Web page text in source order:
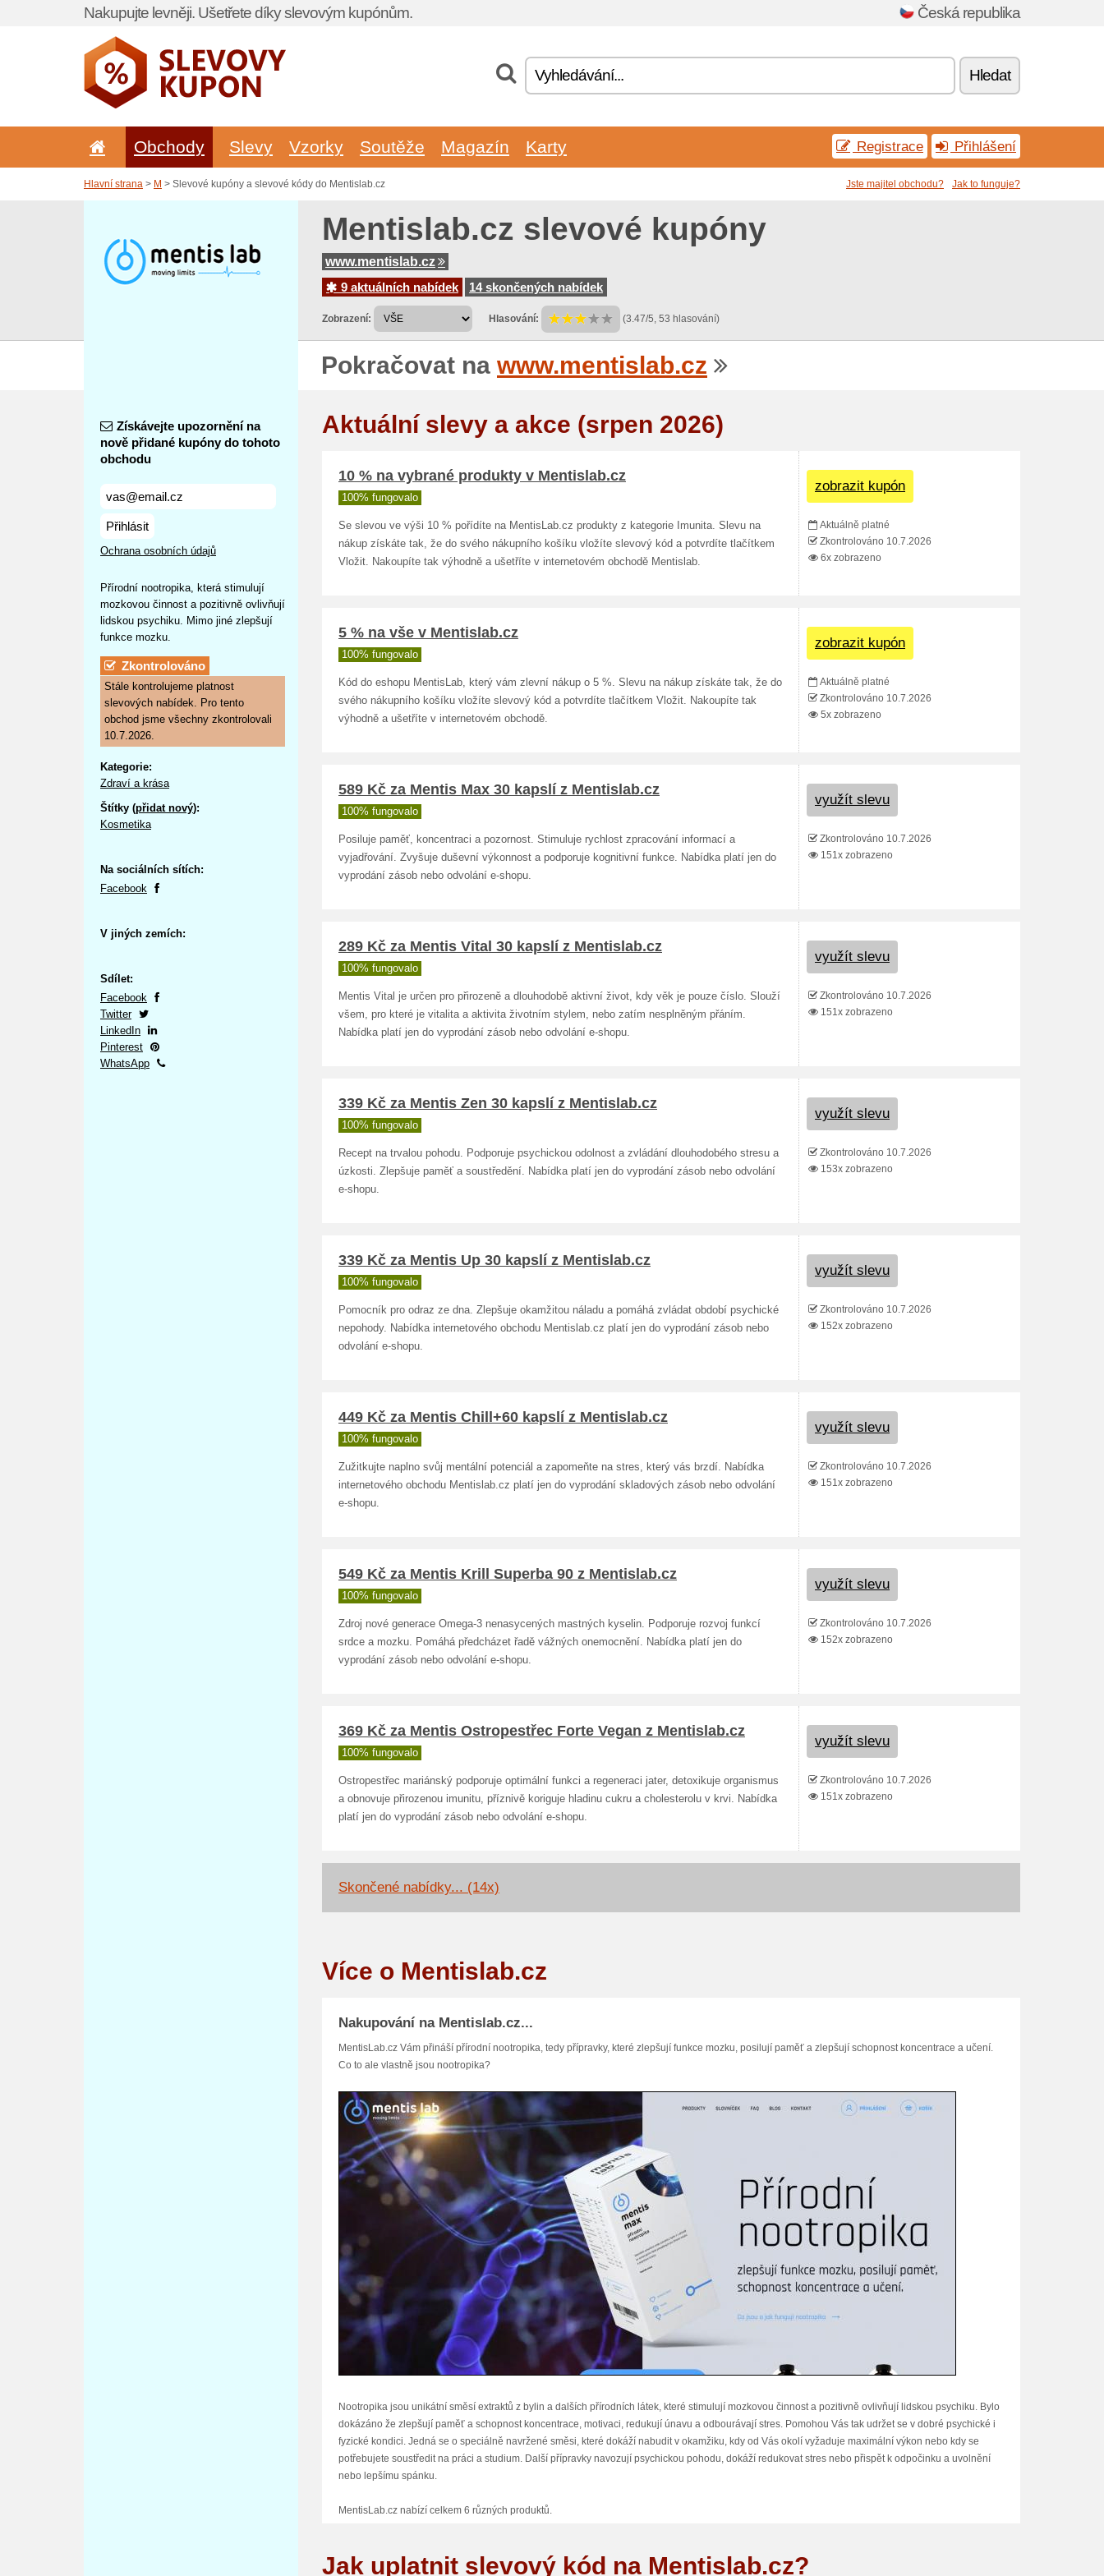
Nakupujte levněji. Ušetřete díky slevovým kupónům. Česká republika
Hledat
Obchody Slevy Vzorky Soutěže Magazín Karty Registrace Přihlášení
Hlavní strana > M > Slevové kupóny a slevové kódy do Mentislab.cz Jste majitel obchodu? Jak to funguje?
Mentislab.cz slevové kupóny
www.mentislab.cz
9 aktuálních nabídek
14 skončených nabídek
Zobrazení: Hlasování: (3.47/5, 53 hlasování)
Pokračovat na www.mentislab.cz
Získávejte upozornění na
nově přidané kupóny do tohoto
obchodu
Přihlásit
Ochrana osobních údajů
Přírodní nootropika, která stimulují
mozkovou činnost a pozitivně ovlivňují
lidskou psychiku. Mimo jiné zlepšují
funkce mozku.
Zkontrolováno
Stále kontrolujeme platnost
slevových nabídek. Pro tento
obchod jsme všechny zkontrolovali
10.7.2026.
Kategorie:
Zdraví a krása
Štítky (přidat nový):
Kosmetika
Na sociálních sítích:
Facebook
V jiných zemích:
Sdílet:
Facebook
Twitter
LinkedIn
Pinterest
WhatsApp
Aktuální slevy a akce (srpen 2026)
10 % na vybrané produkty v Mentislab.cz
100% fungovalo
Se slevou ve výši 10 % pořídíte na MentisLab.cz produkty z kategorie Imunita. Slevu na
nákup získáte tak, že do svého nákupního košíku vložíte slevový kód a potvrdíte tlačítkem
Vložit. Nakoupíte tak výhodně a ušetříte v internetovém obchodě Mentislab.
zobrazit kupón
Aktuálně platné
Zkontrolováno 10.7.2026
6x zobrazeno
5 % na vše v Mentislab.cz
100% fungovalo
Kód do eshopu MentisLab, který vám zlevní nákup o 5 %. Slevu na nákup získáte tak, že do
svého nákupního košíku vložíte slevový kód a potvrdíte tlačítkem Vložit. Nakoupíte tak
výhodně a ušetříte v internetovém obchodě.
zobrazit kupón
Aktuálně platné
Zkontrolováno 10.7.2026
5x zobrazeno
589 Kč za Mentis Max 30 kapslí z Mentislab.cz
100% fungovalo
Posiluje paměť, koncentraci a pozornost. Stimuluje rychlost zpracování informací a
vyjadřování. Zvyšuje duševní výkonnost a podporuje kognitivní funkce. Nabídka platí jen do
vyprodání zásob nebo odvolání e-shopu.
využít slevu
Zkontrolováno 10.7.2026
151x zobrazeno
289 Kč za Mentis Vital 30 kapslí z Mentislab.cz
100% fungovalo
Mentis Vital je určen pro přirozeně a dlouhodobě aktivní život, kdy věk je pouze číslo. Slouží
všem, pro které je vitalita a aktivita životním stylem, nebo zatím nesplněným přáním.
Nabídka platí jen do vyprodání zásob nebo odvolání e-shopu.
využít slevu
Zkontrolováno 10.7.2026
151x zobrazeno
339 Kč za Mentis Zen 30 kapslí z Mentislab.cz
100% fungovalo
Recept na trvalou pohodu. Podporuje psychickou odolnost a zvládání dlouhodobého stresu a
úzkosti. Zlepšuje paměť a soustředění. Nabídka platí jen do vyprodání zásob nebo odvolání
e-shopu.
využít slevu
Zkontrolováno 10.7.2026
153x zobrazeno
339 Kč za Mentis Up 30 kapslí z Mentislab.cz
100% fungovalo
Pomocník pro odraz ze dna. Zlepšuje okamžitou náladu a pomáhá zvládat období psychické
nepohody. Nabídka internetového obchodu Mentislab.cz platí jen do vyprodání zásob nebo
odvolání e-shopu.
využít slevu
Zkontrolováno 10.7.2026
152x zobrazeno
449 Kč za Mentis Chill+60 kapslí z Mentislab.cz
100% fungovalo
Zužitkujte naplno svůj mentální potenciál a zapomeňte na stres, který vás brzdí. Nabídka
internetového obchodu Mentislab.cz platí jen do vyprodání skladových zásob nebo odvolání
e-shopu.
využít slevu
Zkontrolováno 10.7.2026
151x zobrazeno
549 Kč za Mentis Krill Superba 90 z Mentislab.cz
100% fungovalo
Zdroj nové generace Omega-3 nenasycených mastných kyselin. Podporuje rozvoj funkcí
srdce a mozku. Pomáhá předcházet řadě vážných onemocnění. Nabídka platí jen do
vyprodání zásob nebo odvolání e-shopu.
využít slevu
Zkontrolováno 10.7.2026
152x zobrazeno
369 Kč za Mentis Ostropestřec Forte Vegan z Mentislab.cz
100% fungovalo
Ostropestřec mariánský podporuje optimální funkci a regeneraci jater, detoxikuje organismus
a obnovuje přirozenou imunitu, příznivě koriguje hladinu cukru a cholesterolu v krvi. Nabídka
platí jen do vyprodání zásob nebo odvolání e-shopu.
využít slevu
Zkontrolováno 10.7.2026
151x zobrazeno
Skončené nabídky... (14x)
Více o Mentislab.cz
Nakupování na Mentislab.cz...
MentisLab.cz Vám přináší přírodní nootropika, tedy přípravky, které zlepšují funkce mozku, posilují paměť a zlepšují schopnost koncentrace a učení.
Co to ale vlastně jsou nootropika?
Nootropika jsou unikátní směsí extraktů z bylin a dalších přírodních látek, které stimulují mozkovou činnost a pozitivně ovlivňují lidskou psychiku. Bylo
dokázáno že zlepšují paměť a schopnost koncentrace, motivaci, redukují únavu a odbourávají stres. Pomohou Vás tak udržet se v dobré psychické i
fyzické kondici. Jedná se o speciálně navržené směsi, které dokáží nabudit v okamžiku, kdy od Vás okolí vyžaduje maximální výkon nebo kdy se
potřebujete soustředit na práci a studium. Další přípravky navozují psychickou pohodu, dokáží redukovat stres nebo přispět k odpočinku a uvolnění
nebo lepšímu spánku.
MentisLab.cz nabízí celkem 6 různých produktů.
zlepšuje vyjadřování. Zvyšuje také duševní výkonnost a podporuje kognitivní funkce.
Jak uplatnit slevový kód na Mentislab.cz?